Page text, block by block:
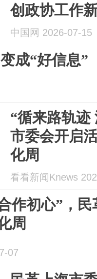
创政协工作
中国网 2026-07-15
成“好信息”
“循来路轨迹
市委会开启
化周
看看新闻Knews
作初心”，
周
07